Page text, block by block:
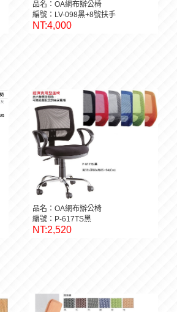
品名：OA網布辦公椅
編號：LV-098黑+8號扶手
NT:4,000
品名：OA網布辦公椅
編號：P-617TS黑
NT:2,520